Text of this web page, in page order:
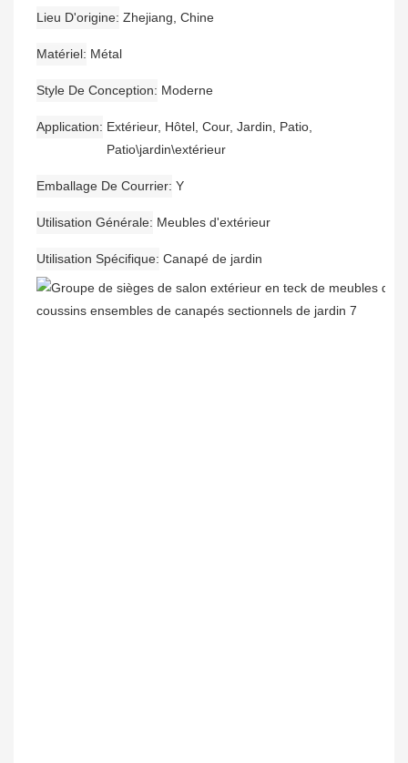
Lieu D'origine Zhejiang, Chine
Matériel Métal
Style De Conception Moderne
Application
Extérieur, Hôtel, Cour, Jardin, Patio,
Patio\jardin\extérieur
Emballage De Courrier Y
Utilisation Générale Meubles d'extérieur
Utilisation Spécifique Canapé de jardin